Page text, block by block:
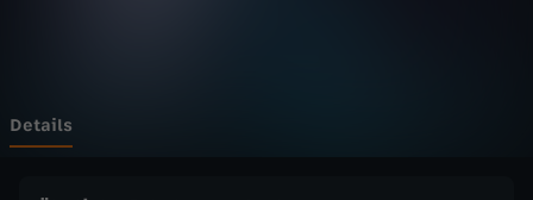
m
Details